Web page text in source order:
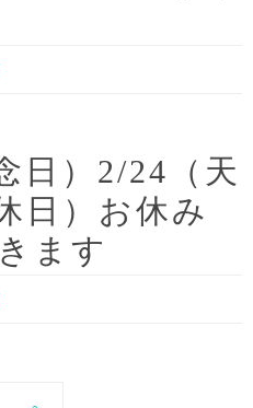
日）2/24（天
日）お休み
ます